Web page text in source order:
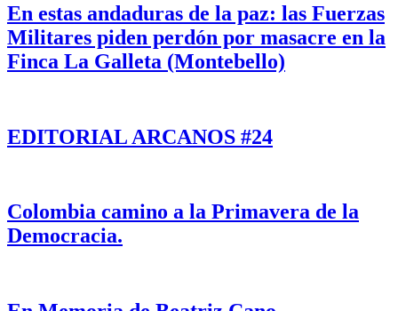
En estas andaduras de la paz: las Fuerzas
Militares piden perdón por masacre en la
Finca La Galleta (Montebello)
EDITORIAL ARCANOS #24
Colombia camino a la Primavera de la
Democracia.